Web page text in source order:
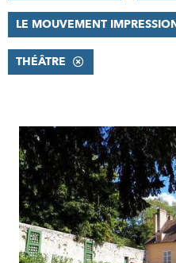
LE MOUVEMENT
THÉÂTRE
RÉSULTATS